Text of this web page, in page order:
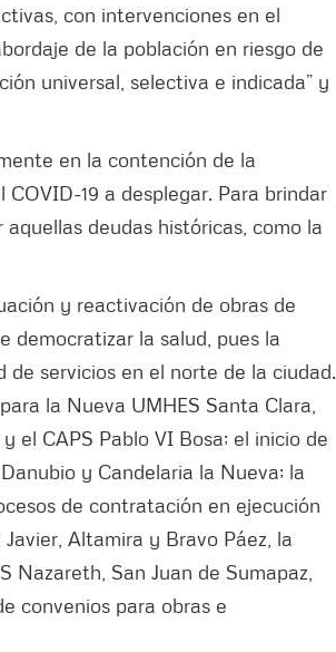
con intervenciones en el
de la población en riesgo de
universal, selectiva e indicada” y
en la contención de la
19 a desplegar. Para brindar
deudas históricas, como la
y reactivación de obras de
democratizar la salud, pues la
servicios en el norte de la ciudad.
la Nueva UMHES Santa Clara,
el CAPS Pablo VI Bosa; el inicio de
y Candelaria la Nueva; la
de contratación en ejecución
Altamira y Bravo Páez, la
Nazareth, San Juan de Sumapaz,
convenios para obras e